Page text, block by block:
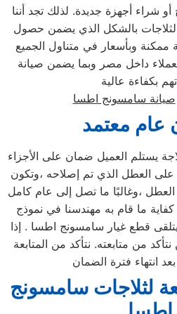
أو شراء أجهزة جديدة. لذلك تجد أننا
الثلاجات بالشكل الذي يضمن حصول
وبأسعار في متناول الجميع
داخل مصر وبما يضمن صيانة
صيانة سامسونج اطسا
عام معتمد
يستلم العميل ضمان على الأجزاء
العطل الذي تم إصلاحه ،وتكون
،وغالبًا ما تصل إلى عام كامل
ما قام به مهندسنا في نموذج
يتلقى قطع غيار سامسونج اطسا . إذا
من متابعته. نتأكد من المتابعة
لثلاجات سامسونج